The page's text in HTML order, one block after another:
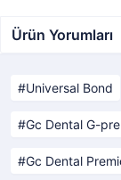
Ürün Yorumları
Universal Bond
Gc Dental G-
Gc Dental